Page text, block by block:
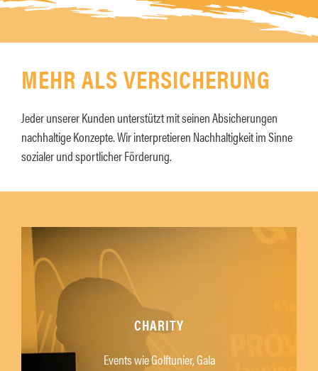
MEHR ALS VERSICHERUNG
Jeder unserer Kunden unterstützt mit seinen Absicherungen
nachhaltige Konzepte. Wir interpretieren Nachhaltigkeit im Sinne
sozialer und sportlicher Förderung.
CHARITY
Events wie Golftunier, Gala